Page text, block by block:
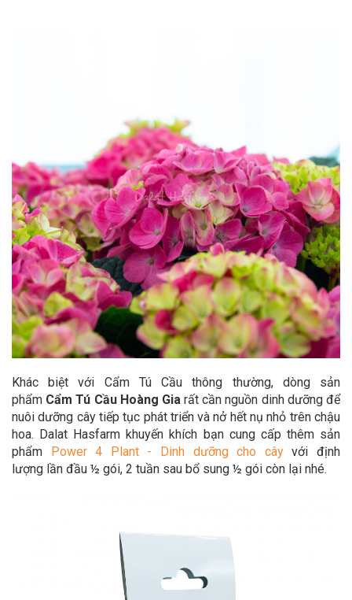
Khác biệt với Cẩm Tú Cầu thông thường, dòng sản
phẩm Cẩm Tú Cầu Hoàng Giarất cần nguồn dinh dưỡng để
nuôi dưỡng cây tiếp tục phát triển và nở hết nụ nhỏ trên chậu
hoa. Dalat Hasfarm khuyến khích bạn cung cấp thêm sản
phẩm Power 4 Plant - Dinh dưỡng cho câyvới định
lượng lần đầu ½ gói, 2 tuần sau bổ sung ½ gói còn lại nhé.